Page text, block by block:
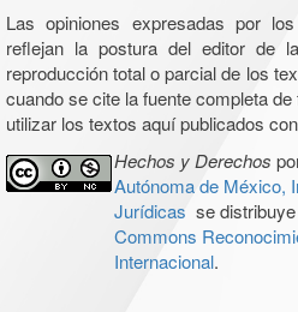
Las opiniones expresadas por
reflejan la postura del editor de
reproducción total o parcial de los
cuando se cite la fuente completa
utilizar los textos aquí publicados
Hechos y Derechos
Autónoma de México,
Jurídicas se
Commons
Internacional.